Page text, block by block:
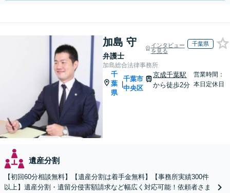
加島 守
弁護士
インタビュー
を見る
千葉県
加島総合法律事務所
千
葉
県
|
千葉市
中央区
京成千葉駅
から徒歩2分
営業時間：
本日定休日
遺産分割
【初回60分相談無料】【遺産分割は着手金無料】【事務所実績300件
以上】遺産分割・遺留分侵害額請求など幅広く対応可能！依頼者さま